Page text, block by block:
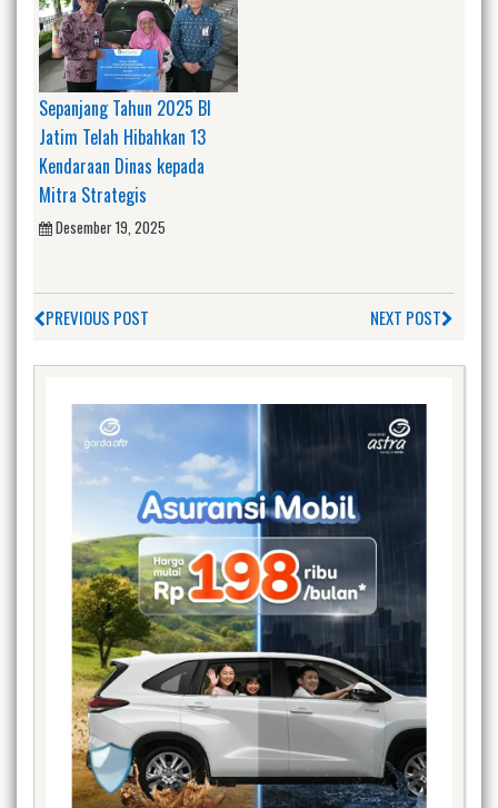
Sepanjang Tahun 2025 BI
Jatim Telah Hibahkan 13
Kendaraan Dinas kepada
Mitra Strategis
Desember 19, 2025
PREVIOUS POST NEXT POST